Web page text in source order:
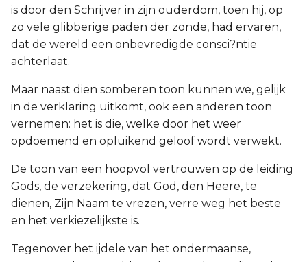
is door den Schrijver in zijn ouderdom, toen hij, op
zo vele glibberige paden der zonde, had ervaren,
dat de wereld een onbevredigde consci?ntie
achterlaat.
Maar naast dien somberen toon kunnen we, gelijk
in de verklaring uitkomt, ook een anderen toon
vernemen: het is die, welke door het weer
opdoemend en opluikend geloof wordt verwekt.
De toon van een hoopvol vertrouwen op de leiding
Gods, de verzekering, dat God, den Heere, te
dienen, Zijn Naam te vrezen, verre weg het beste
en het verkiezelijkste is.
Tegenover het ijdele van het ondermaanse,